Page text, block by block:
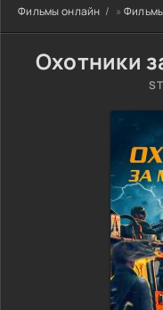
Фильмы онлайн »
Охотники